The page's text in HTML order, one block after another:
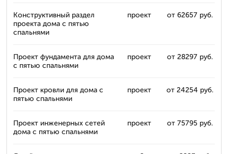
Конструктивный раздел
проекта дома с пятью
спальнями
проект от 62657 руб.
Проект фундамента для дома
с пятью спальнями
проект от 28297 руб.
Проект кровли для дома с
пятью спальнями
проект от 24254 руб.
Проект инженерных сетей
дома с пятью спальнями
проект от 75795 руб.